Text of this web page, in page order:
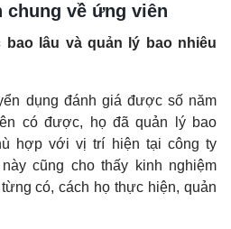
chung về ứng viên
lâu và quản lý bao nhiêu
dụng đánh giá được số năm
có được, họ đã quản lý bao
hợp với vị trí hiện tại công ty
cũng cho thấy kinh nghiệm
có, cách họ thực hiện, quản